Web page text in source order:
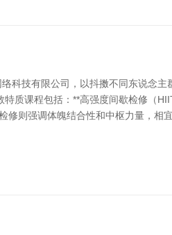
科技有限公司，以抖擞不同东说念
质课程包括：**高强度间歇检修（
则强调体魄结合性和中枢力量，相